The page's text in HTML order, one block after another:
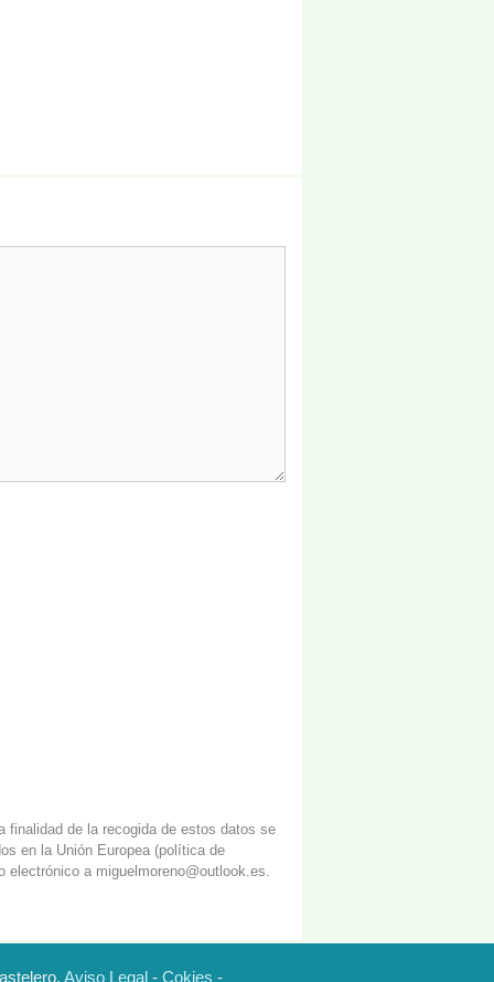
finalidad de la recogida de estos datos se
en la Unión Europea (política de
a miguelmoreno@outlook.es.
Aviso Legal - Cokies -